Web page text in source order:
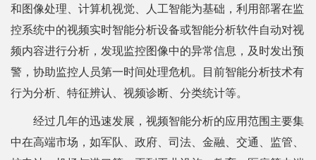
和图像处理、计算机视觉、人工智能为基础，利用部署在监
控系统中的视频实时智能分析设备或智能分析软件自动对视
频内容进行分析，发现监控图像中的异常信息，及时发出预
警，协助监控人员第一时间处理危机。目前智能分析技术有
行为分析、特征辨认、视频诊断、分类统计等。
经过几年的迅速发展，视频智能分析的应用范围主要集
中在高端市场，如军队、政府、司法、金融、交通、监管、